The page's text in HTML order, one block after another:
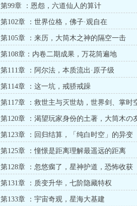
第99章 ：恩怨，六道仙人的算计
第102章 ：世界位格，佛子·观自在
第105章 ：来历，大筒木之神的隔空一击
第108章：内卷二期成果，万花筒遍地
第111章 ：阿尔法，本质流出·原子级
第114章 ：这一坑，戒骄戒躁
第117章 ：救世主与灭世劫，世界剑、掌时
第120章 ：渴望玩家身份的土著，大筒木の
第123章 ：回归结算，「纯白时空」的异变
第125章 ：憧憬是距离理解最遥远的距离
第128章 ：忽悠瘸了，星神护道，恐怖收获
第131章 ：质变升华，七阶隐藏特权
第133章 ：宇宙奇观，星海大基建